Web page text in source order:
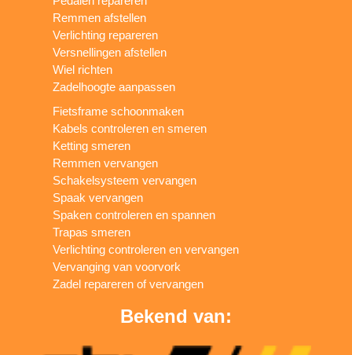
Remmen afstellen
Verlichting repareren
Versnellingen afstellen
Wiel richten
Zadelhoogte aanpassen
Fietsframe schoonmaken
Kabels controleren en smeren
Ketting smeren
Remmen vervangen
Schakelsysteem vervangen
Spaak vervangen
Spaken controleren en spannen
Trapas smeren
Verlichting controleren en vervangen
Vervanging van voorvork
Zadel repareren of vervangen
Bekend van: